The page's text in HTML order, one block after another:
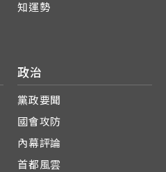
知運勢
政治
黨政要聞
國會攻防
內幕評論
首都風雲